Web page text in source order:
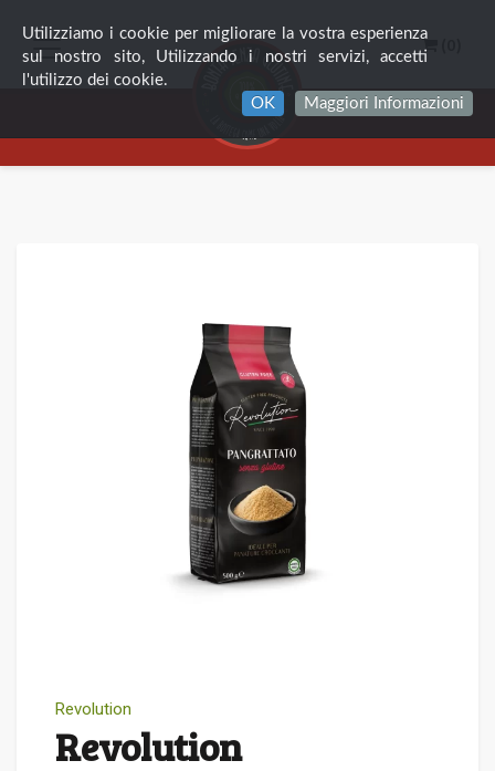
Revolution
Revolution
Utilizziamo i cookie per migliorare la vostra esperienza
sul nostro sito, Utilizzando i nostri servizi, accetti
l'utilizzo dei cookie.
OK
Maggiori Informazioni